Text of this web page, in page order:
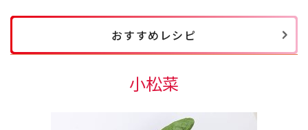
おすすめレシピ
小松菜